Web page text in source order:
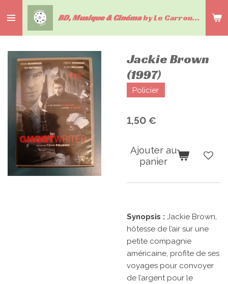
au
contenu
BD, Musique & Cinémaby Le Carrousel du livre
Jackie Brown
(1997)
Policier
1,50 €
Ajouter au
panier
Synopsis : Jackie Brown,
hôtesse de l’air sur une
petite compagnie
américaine, profite de ses
voyages pour convoyer
de l’argent pour le